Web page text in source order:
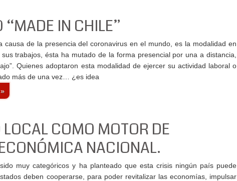
“MADE IN CHILE”
causa de la presencia del coronavirus en el mundo, es la modalidad en
trabajos, ésta ha mutado de la forma presencial por una a distancia,
Quienes adoptaron esta modalidad de ejercer su actividad laboral o
más de una vez… ¿es idea
LOCAL COMO MOTOR DE
NACIONAL.
muy categóricos y ha planteado que esta crisis ningún país puede
deben cooperarse, para poder revitalizar las economías, impulsar